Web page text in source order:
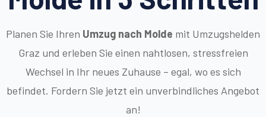
Planen Sie Ihren Umzug nach Molde mit Umzugshelden
Graz und erleben Sie einen nahtlosen, stressfreien
Wechsel in Ihr neues Zuhause – egal, wo es sich
befindet. Fordern Sie jetzt ein unverbindliches Angebot
an!